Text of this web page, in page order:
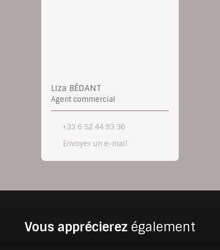
Liza BÉDANT
Agent commercial
+33 6 52 44 93 36
Envoyer un e-mail
Vous apprécierez également